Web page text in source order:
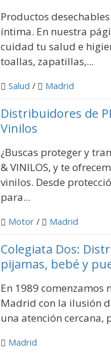
Productos
íntima. En nuestra
cuidad tu salud e
toallas, zapatillas,...
Salud / Madrid
Distribuidores de
Vinilos
¿Buscas proteger y
& VINILOS, y te
vinilos. Desde
para...
Motor/ Madrid
Colegiata Dos:
pijamas, bebé y
En 1989 comenzamos
Madrid con la ilusión
una atención cercana,
Madrid